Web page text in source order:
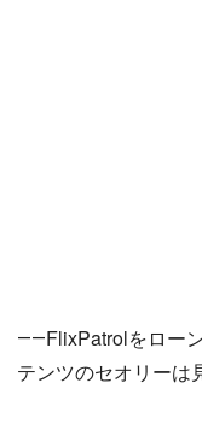
――FlixPatrolをロー
テンツのセオリーは